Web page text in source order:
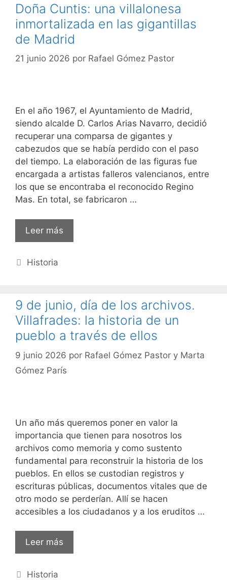
Doña Cuntis: una villalonesa
inmortalizada en las gigantillas
de Madrid
21 junio 2026 por Rafael Gómez Pastor
En el año 1967, el Ayuntamiento de Madrid,
siendo alcalde D. Carlos Arias Navarro, decidió
recuperar una comparsa de gigantes y
cabezudos que se había perdido con el paso
del tiempo. La elaboración de las figuras fue
encargada a artistas falleros valencianos, entre
los que se encontraba el reconocido Regino
Mas. En total, se fabricaron …
Leer más
Categorías
Historia
9 de junio, día de los archivos.
Villafrades: la historia de un
pueblo a través de ellos
9 junio 2026 por Rafael Gómez Pastor y Marta
Gómez París
Un año más queremos poner en valor la
importancia que tienen para nosotros los
archivos como memoria y como sustento
fundamental para reconstruir la historia de los
pueblos. En ellos se custodian registros y
escrituras públicas, documentos vitales que de
otro modo se perderían. Allí se hacen
accesibles a los ciudadanos y a los eruditos …
Leer más
Categorías
Historia